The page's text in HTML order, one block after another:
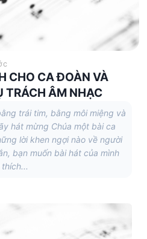
CHO CA ĐOÀN VÀ
TRÁCH ÂM NHẠC
trái tim, bằng môi miệng và
hát mừng Chúa một bài ca
lời khen ngợi nào về người
bạn muốn bài hát của mình